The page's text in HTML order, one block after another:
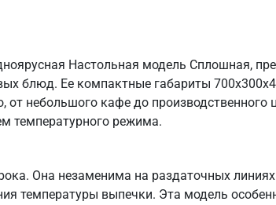
Настольная модель Сплошная,
блюд. Ее компактные габариты
небольшого кафе до производственного
температурного режима.
Она незаменима на раздаточных
температуры выпечки. Эта модель